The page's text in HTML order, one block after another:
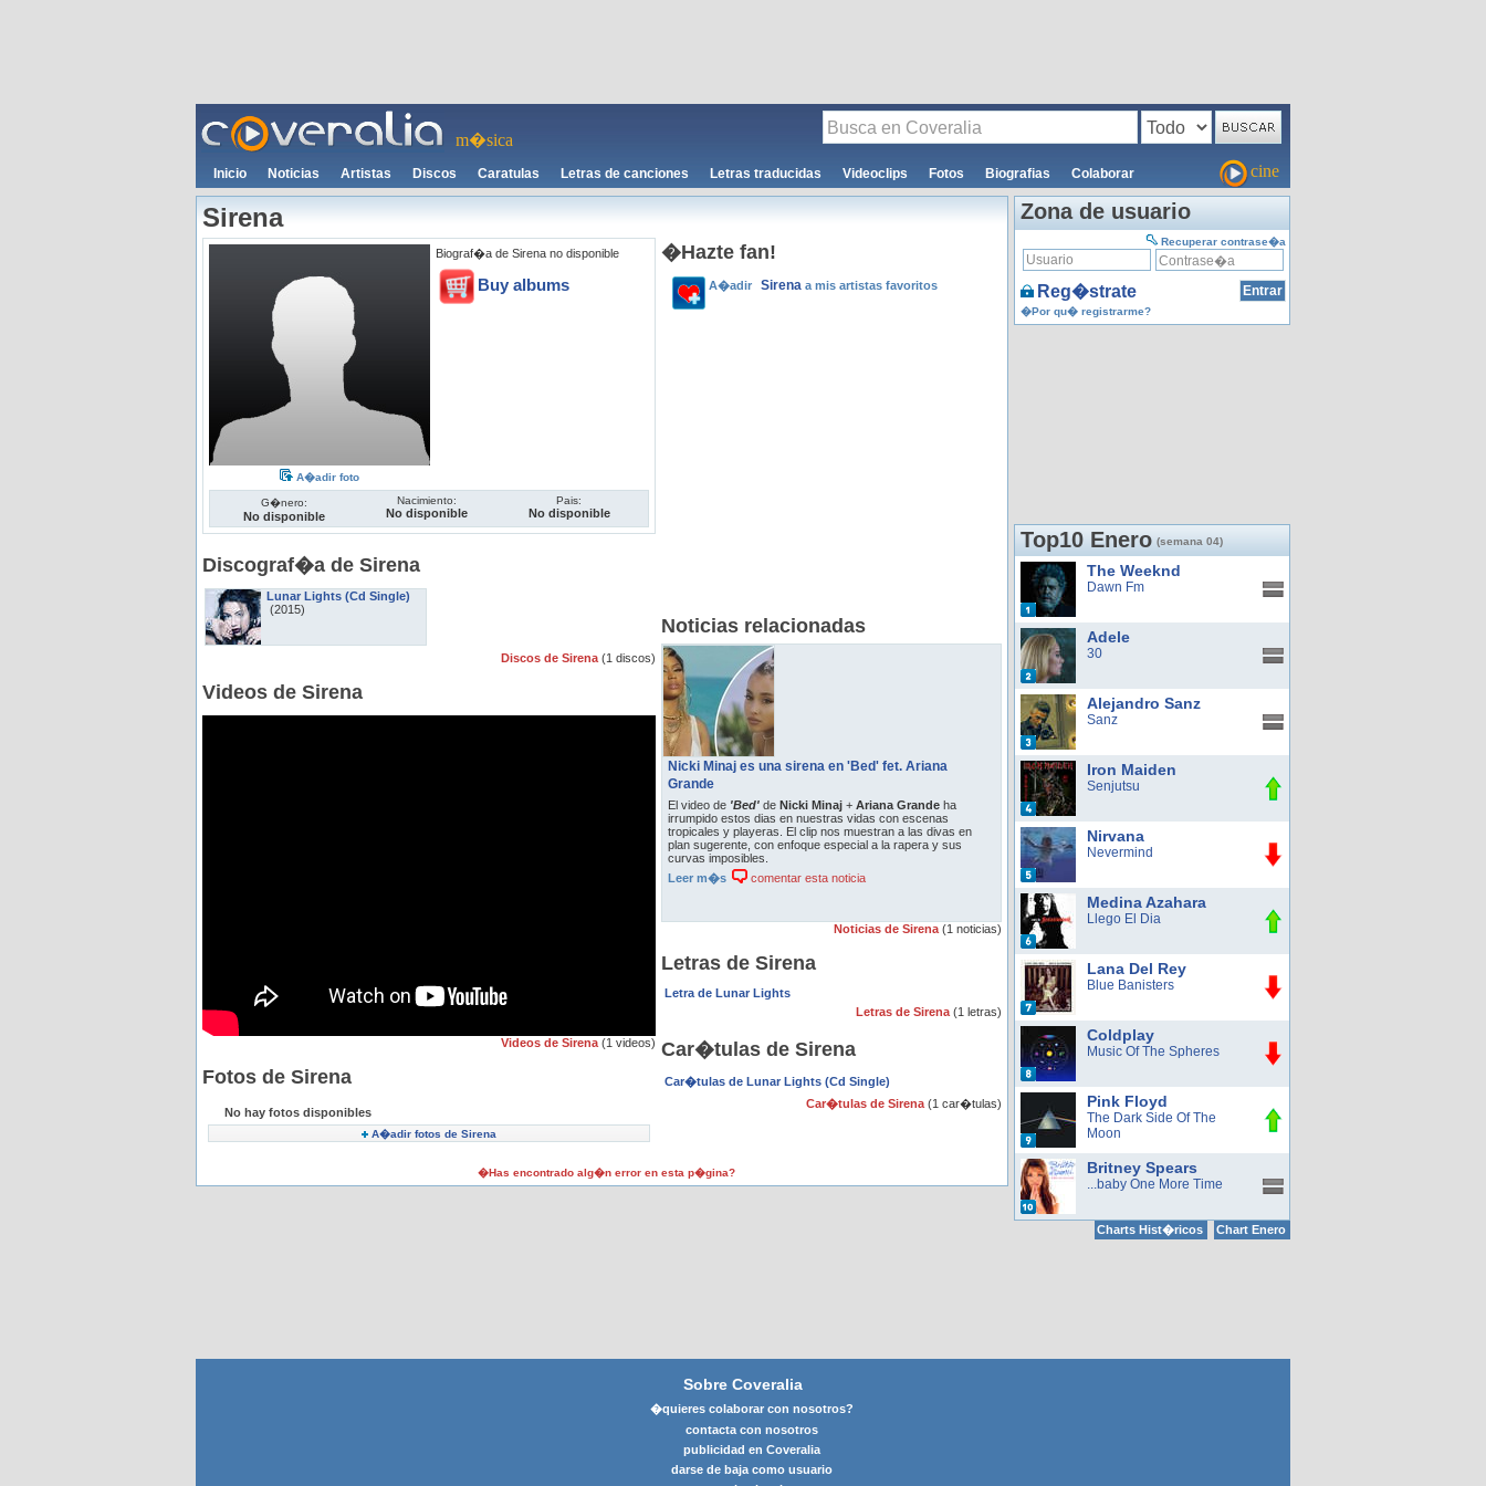
m�sica
Inicio Noticias Artistas Discos Caratulas Letras de canciones Letras traducidas Videoclips Fotos Biografias Colaborar cine
Sirena
A�adir foto
Biograf�a de Sirena no disponible
Buy albums
G�nero:
No disponible
Nacimiento:
No disponible
Pais:
No disponible
Discograf�a de Sirena
Lunar Lights (Cd Single)
(2015)
Discos de Sirena (1 discos)
Videos de Sirena
Videos de Sirena (1 videos)
Fotos de Sirena
No hay fotos disponibles
A�adir fotos de Sirena
�Hazte fan!
A�adir Sirena a mis artistas favoritos
Noticias relacionadas
Nicki Minaj es una sirena en 'Bed' fet. Ariana
Grande
El video de 'Bed' de Nicki Minaj + Ariana Grande ha
irrumpido estos dias en nuestras vidas con escenas
tropicales y playeras. El clip nos muestran a las divas en
plan sugerente, con enfoque especial a la rapera y sus
curvas imposibles.
Leer m�s
comentar esta noticia
Noticias de Sirena (1 noticias)
Letras de Sirena
Letra de Lunar Lights
Letras de Sirena (1 letras)
Car�tulas de Sirena
Car�tulas de Lunar Lights (Cd Single)
Car�tulas de Sirena (1 car�tulas)
�Has encontrado alg�n error en esta p�gina?
Zona de usuario
Recuperar contrase�a
Reg�strate
�Por qu� registrarme?
Top10 Enero (semana 04)
The Weeknd
Dawn Fm
Adele
30
Alejandro Sanz
Sanz
Iron Maiden
Senjutsu
Nirvana
Nevermind
Medina Azahara
Llego El Dia
Lana Del Rey
Blue Banisters
Coldplay
Music Of The Spheres
Pink Floyd
The Dark Side Of The
Moon
Britney Spears
...baby One More Time
Charts Hist�ricos Chart Enero
Sobre Coveralia
�quieres colaborar con nosotros?
contacta con nosotros
publicidad en Coveralia
darse de baja como usuario